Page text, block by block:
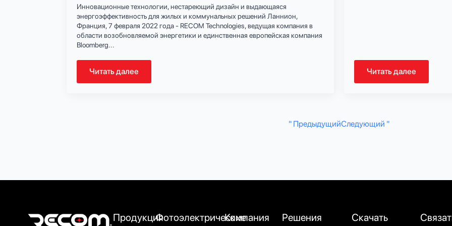
Инновационные технологии, нестареющий дизайн и выдающаяся
энергоэффективность для жилых и коммунальных решений Ланнион,
Франция, 7 февраля 2022 года - RECOM Technologies, ведущая компания в
области возобновляемой энергетики и единственная европейская компания
Bloomberg...
Читать далее Читать далее
" ПредыдущийСледующий "
ПродукцияФотоэлектрическиеКомпания Решения Скачать